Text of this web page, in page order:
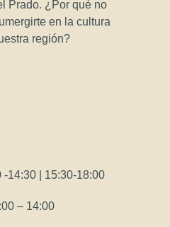
Prado. ¿Por qué no
en la cultura
región?
-14:30 | 15:30-18:00
– 14:00